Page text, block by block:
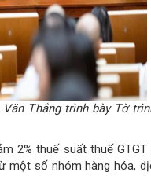
Thắng trình bày Tờ
2% thuế suất thuế
một số nhóm hàng hóa,